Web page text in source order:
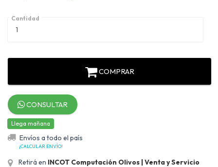
Cantidad
COMPRAR
CONSULTAR
Llega mañana
Envíos a todo el país
¡CALCULAR ENVÍO!
Retirá en INCOT Computación Olivos | Venta y Servicio